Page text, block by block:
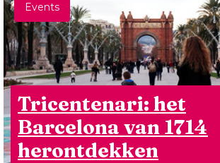
Events
Tricentenari: het
Barcelona van 1714
herontdekken